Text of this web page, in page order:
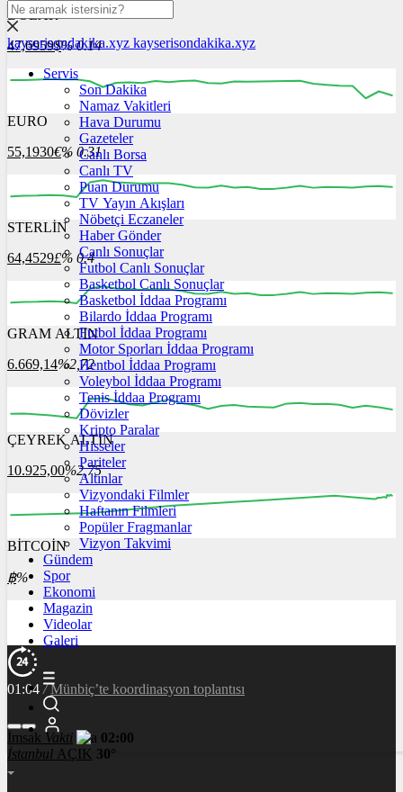
DOLAR
47,6959$% 0.14
12:00 13:00
EURO
55,1930€% 0.31
12:00 13:00
STERLİN
64,4529£% 0.4
12:00 13:00 14:00
GRAM ALTIN
6.669,14%2,72
12:00 13:00
ÇEYREK ALTIN
10.925,00%2,75
00:00 00:00 00:00
BİTCOİN
฿%
kayserisondakika.xyz kayserisondakika.xyz
Servis
Son Dakika
Namaz Vakitleri
Hava Durumu
Gazeteler
Canlı Borsa
Canlı TV
Puan Durumu
TV Yayın Akışları
Nöbetçi Eczaneler
Haber Gönder
Canlı Sonuçlar
Futbol Canlı Sonuçlar
Basketbol Canlı Sonuçlar
Basketbol İddaa Programı
Bilardo İddaa Programı
Futbol İddaa Programı
Motor Sporları İddaa Programı
Hentbol İddaa Programı
Voleybol İddaa Programı
Tenis İddaa Programı
Dövizler
Kripto Paralar
Hisseler
Pariteler
Altınlar
Vizyondaki Filmler
Haftanın Filmleri
Popüler Fragmanlar
Vizyon Takvimi
Gündem
Spor
Ekonomi
Magazin
Videolar
Galeri
01:04 / TSK’nın Afrin’de kullandığı ‘karton tank’ın fotoğrafı ortaya
çıktı
İmsak Vakti
02:00
İstanbul AÇIK 30°